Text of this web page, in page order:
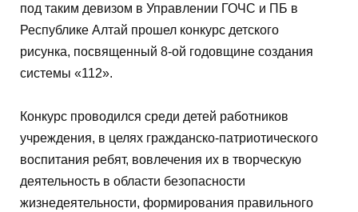
под таким девизом в Управлении ГОЧС и ПБ в
Республике Алтай прошел конкурс детского
рисунка, посвященный 8-ой годовщине создания
системы «112».
Конкурс проводился среди детей работников
учреждения, в целях гражданско-патриотического
воспитания ребят, вовлечения их в творческую
деятельность в области безопасности
жизнедеятельности, формирования правильного